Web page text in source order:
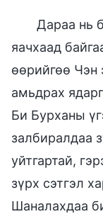
Дараа нь
яачхаад
өөрийгөө Чэн
амьдрах
Би Бурханы
залбиралдаа
уйтгартай,
зүрх сэтгэл
Шаналахдаа